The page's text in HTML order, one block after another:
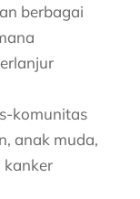
berbagai
komunitas
anak muda,
kanker